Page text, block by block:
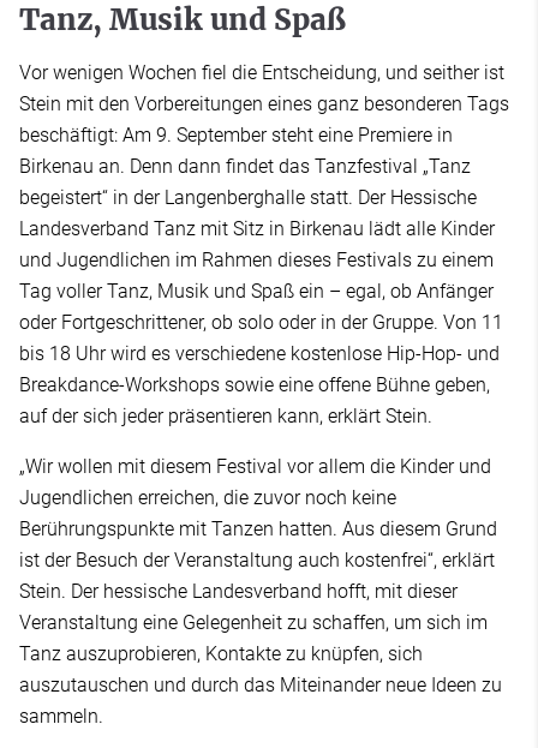
Tanz, Musik und Spaß
Vor wenigen Wochen fiel die Entscheidung, und seither ist
Stein mit den Vorbereitungen eines ganz besonderen Tags
beschäftigt: Am 9. September steht eine Premiere in
Birkenau an. Denn dann findet das Tanzfestival „Tanz
begeistert“ in der Langenberghalle statt. Der Hessische
Landesverband Tanz mit Sitz in Birkenau lädt alle Kinder
und Jugendlichen im Rahmen dieses Festivals zu einem
Tag voller Tanz, Musik und Spaß ein – egal, ob Anfänger
oder Fortgeschrittener, ob solo oder in der Gruppe. Von 11
bis 18 Uhr wird es verschiedene kostenlose Hip-Hop- und
Breakdance-Workshops sowie eine offene Bühne geben,
auf der sich jeder präsentieren kann, erklärt Stein.
„Wir wollen mit diesem Festival vor allem die Kinder und
Jugendlichen erreichen, die zuvor noch keine
Berührungspunkte mit Tanzen hatten. Aus diesem Grund
ist der Besuch der Veranstaltung auch kostenfrei“, erklärt
Stein. Der hessische Landesverband hofft, mit dieser
Veranstaltung eine Gelegenheit zu schaffen, um sich im
Tanz auszuprobieren, Kontakte zu knüpfen, sich
auszutauschen und durch das Miteinander neue Ideen zu
sammeln.